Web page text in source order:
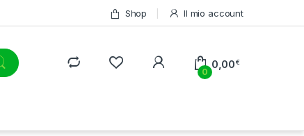
Shop Il mio account
0
0,00€